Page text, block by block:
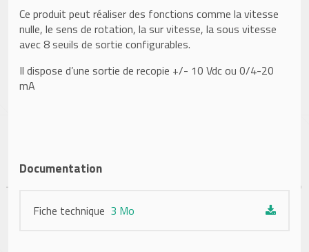
Ce produit peut réaliser des fonctions comme la vitesse
nulle, le sens de rotation, la sur vitesse, la sous vitesse
avec 8 seuils de sortie configurables.
Il dispose d’une sortie de recopie +/- 10 Vdc ou 0/4-20
mA
Documentation
Fiche technique 3 Mo